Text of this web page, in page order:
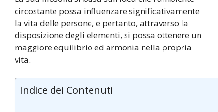
circostante possa influenzare significativamente
la vita delle persone, e pertanto, attraverso la
disposizione degli elementi, si possa ottenere un
maggiore equilibrio ed armonia nella propria
vita.
Indice dei Contenuti